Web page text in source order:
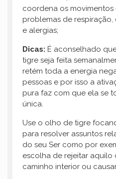
coordena os
problemas de
e alergias;
Dicas: É aconselhado
tigre seja feita
retém toda a energia
pessoas e por isso a
pura faz com que ela se
única.
Use o olho de tigre
para resolver assuntos
do seu Ser como por
escolha de rejeitar aquilo
caminho interior ou